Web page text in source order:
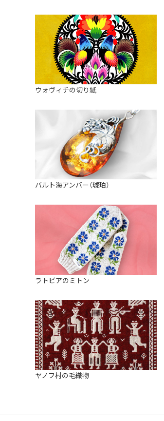
すべて見る
バスケット
装飾用タイル・プレート
ミニチュア
天使さま
カードスタンド
マグネット
すべて見る
ウォヴィチの切り紙
バルト海アンバー（琥珀）
ラトビアのミトン
ヤノフ村の毛織物